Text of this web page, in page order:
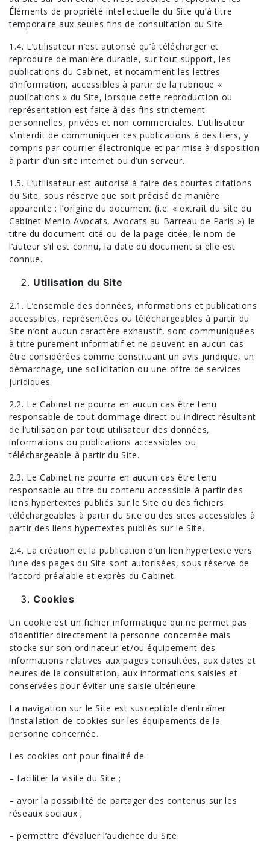
Éléments de propriété intellectuelle du Site qu’à titre
temporaire aux seules fins de consultation du Site.
1.4. L’utilisateur n’est autorisé qu’à télécharger et
reproduire de manière durable, sur tout support, les
publications du Cabinet, et notamment les lettres
d’information, accessibles à partir de la rubrique «
publications » du Site, lorsque cette reproduction ou
représentation est faite à des fins strictement
personnelles, privées et non commerciales. L’utilisateur
s’interdit de communiquer ces publications à des tiers, y
compris par courrier électronique et par mise à disposition
à partir d’un site internet ou d’un serveur.
1.5. L’utilisateur est autorisé à faire des courtes citations
du Site, sous réserve que soit précisé de manière
apparente : l’origine du document (i.e. « extrait du site du
Cabinet Menlo Avocats, Avocats au Barreau de Paris ») le
titre du document cité ou de la page citée, le nom de
l’auteur s’il est connu, la date du document si elle est
connue.
Utilisation du Site
2.1. L’ensemble des données, informations et publications
accessibles, représentées ou téléchargeables à partir du
Site n’ont aucun caractère exhaustif, sont communiquées
à titre purement informatif et ne peuvent en aucun cas
être considérées comme constituant un avis juridique, un
démarchage, une sollicitation ou une offre de services
juridiques.
2.2. Le Cabinet ne pourra en aucun cas être tenu
responsable de tout dommage direct ou indirect résultant
de l’utilisation par tout utilisateur des données,
informations ou publications accessibles ou
téléchargeable à partir du Site.
2.3. Le Cabinet ne pourra en aucun cas être tenu
responsable au titre du contenu accessible à partir des
liens hypertextes publiés sur le Site ou des fichiers
téléchargeables à partir du Site ou des sites accessibles à
partir des liens hypertextes publiés sur le Site.
2.4. La création et la publication d’un lien hypertexte vers
l’une des pages du Site sont autorisées, sous réserve de
l’accord préalable et exprès du Cabinet.
Cookies
Un cookie est un fichier informatique qui ne permet pas
d’identifier directement la personne concernée mais
stocke sur son ordinateur et/ou équipement des
informations relatives aux pages consultées, aux dates et
heures de la consultation, aux informations saisies et
conservées pour éviter une saisie ultérieure.
La navigation sur le Site est susceptible d’entraîner
l’installation de cookies sur les équipements de la
personne concernée.
Les cookies ont pour finalité de :
– faciliter la visite du Site ;
– avoir la possibilité de partager des contenus sur les
réseaux sociaux ;
– permettre d’évaluer l’audience du Site.